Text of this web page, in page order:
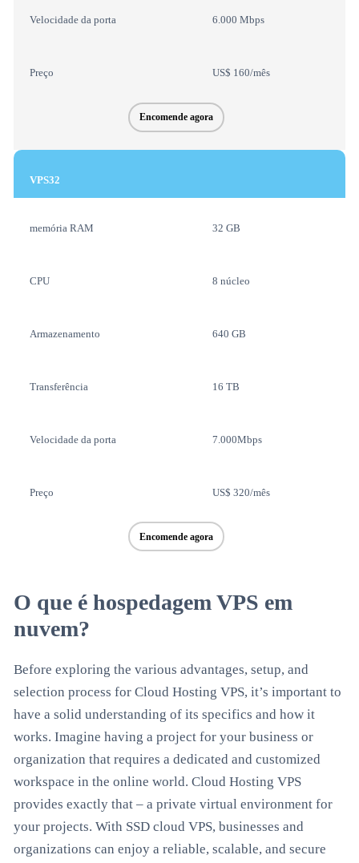
Velocidade da porta
Preço
6.000 Mbps
US$ 160/mês
Encomende agora
VPS32
memória RAM
CPU
Armazenamento
Transferência
Velocidade da porta
Preço
32 GB
8 núcleo
640 GB
16 TB
7.000Mbps
US$ 320/mês
Encomende agora
O que é hospedagem VPS em
nuvem?
Before exploring the various advantages, setup, and
selection process for Cloud Hosting VPS, it’s important to
have a solid understanding of its specifics and how it
works. Imagine having a project for your business or
organization that requires a dedicated and customized
workspace in the online world. Cloud Hosting VPS
provides exactly that – a private virtual environment for
your projects. With SSD cloud VPS, businesses and
organizations can enjoy a reliable, scalable, and secure